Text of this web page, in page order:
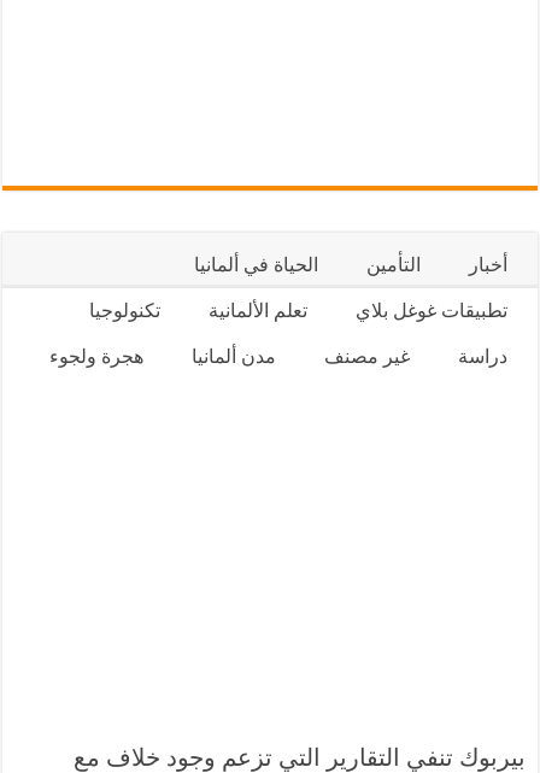
أخبار التأمين الحياة في ألمانيا
تطبيقات غوغل بلاي تعلم الألمانية تكنولوجيا
دراسة غير مصنف مدن ألمانيا هجرة ولجوء
بيربوك تنفي التقارير التي تزعم وجود خلاف مع